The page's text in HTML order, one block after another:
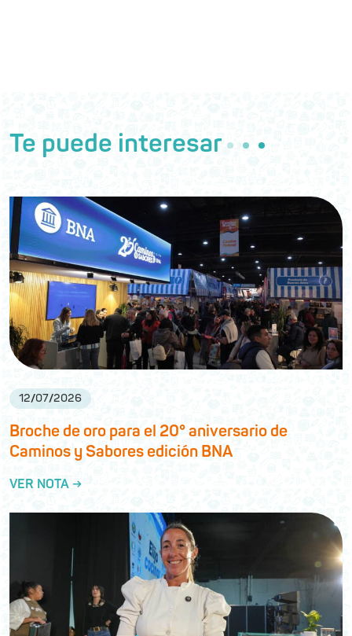
Te puede interesar
12/07/2026
Broche de oro para el 20° aniversario de
Caminos y Sabores edición BNA
VER NOTA →